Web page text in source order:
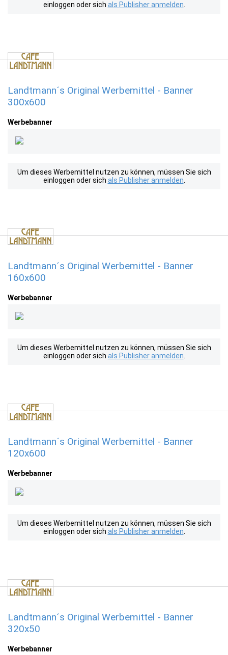
einloggen oder sich als Publisher anmelden
Landtmann´s Original Werbemittel - Banner
300x600
Werbebanner
Um dieses Werbemittel nutzen zu können, müssen Sie sich
einloggen oder sich als Publisher anmelden
Landtmann´s Original Werbemittel - Banner
160x600
Werbebanner
Um dieses Werbemittel nutzen zu können, müssen Sie sich
einloggen oder sich als Publisher anmelden
Landtmann´s Original Werbemittel - Banner
120x600
Werbebanner
Um dieses Werbemittel nutzen zu können, müssen Sie sich
einloggen oder sich als Publisher anmelden
Landtmann´s Original Werbemittel - Banner
320x50
Werbebanner